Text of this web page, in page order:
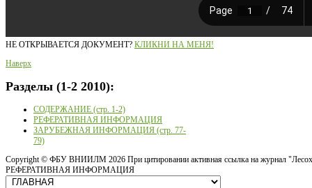
НЕ ОТКРЫВАЕТСЯ ДОКУМЕНТ? КЛИКНИ НА МЕНЯ!
Наверх
Разделы (1-2 2010):
СОДЕРЖАНИЕ (стр. 1-2)
РЕФЕРАТИВНАЯ ИНФОРМАЦИЯ
ЗАРУБЕЖНАЯ ИНФОРМАЦИЯ (стр. 77-
79)
Copyright © ФБУ ВНИИЛМ 2026 При цитировании активная ссылка на журнал
РЕФЕРАТИВНАЯ ИНФОРМАЦИЯ